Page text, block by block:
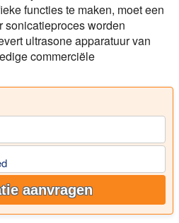
functies te maken, moet een
sonicatieproces worden
ultrasone apparatuur van
commerciële
aanvragen